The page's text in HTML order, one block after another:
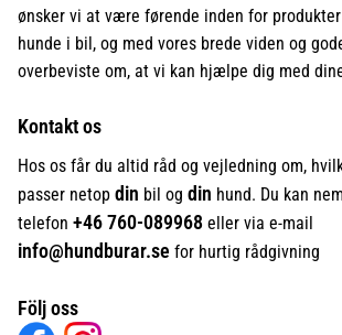
ønsker vi at være førende inden for
hunde i bil, og med vores brede viden og
overbeviste om, at vi kan hjælpe dig med
Kontakt os
Hos os får du altid råd og vejledning om,
passer netop din bil og din hund. Du kan
telefon +46760-089968 eller via e-mail
info@hundburar.se for hurtig rådgivning
Följ oss